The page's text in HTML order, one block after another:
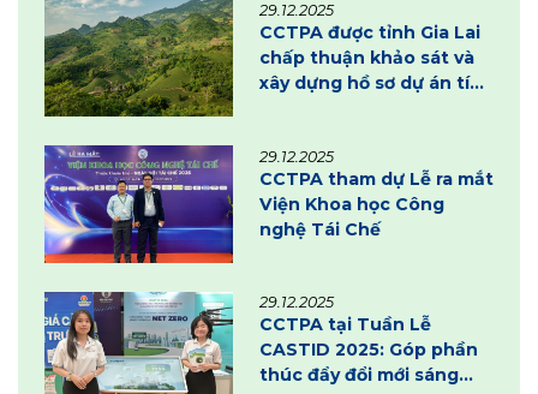
29.12.2025
CCTPA được tỉnh Gia Lai
chấp thuận khảo sát và
xây dựng hồ sơ dự án tín
29.12.2025
CCTPA tham dự Lễ ra mắt
Viện Khoa học Công
nghệ Tái Chế
29.12.2025
CCTPA tại Tuần Lễ
CASTID 2025: Góp phần
thúc đẩy đổi mới sáng